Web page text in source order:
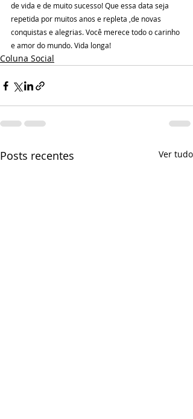
de vida e de muito sucesso! Que essa data seja
repetida por muitos anos e repleta ,de novas
conquistas e alegrias. Você merece todo o carinho
e amor do mundo. Vida longa!
Coluna Social
Posts recentes Ver tudo